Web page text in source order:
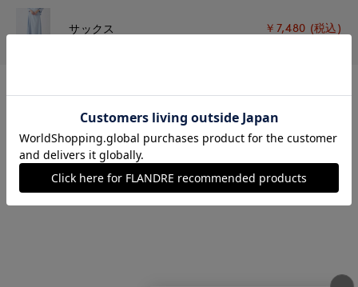
サックス ￥7,480 (税込)
残りわずか